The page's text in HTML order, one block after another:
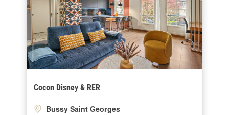
Cocon Disney & RER
Bussy Saint Georges